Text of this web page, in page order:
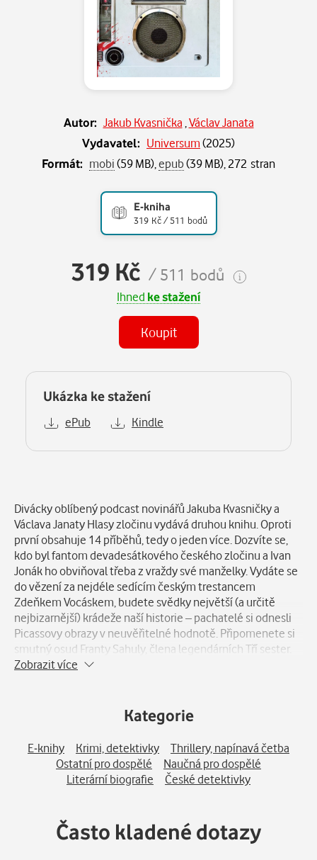
Autor: Jakub Kvasnička Václav Janata
Vydavatel: Universum(2025)
Formát: mobi(59 MB), epub(39 MB), 272 stran
E-kniha
319 Kč / 511 bodů
319 Kč / 511 bodů
Ihned ke stažení
Koupit
Ukázka ke stažení
ePub Kindle
Divácky oblíbený podcast novinářů Jakuba Kvasničky a
Václava Janaty Hlasy zločinu vydává druhou knihu. Oproti
první obsahuje 14 příběhů, tedy o jeden více. Dozvíte se,
kdo byl fantom devadesátkového českého zločinu a Ivan
Jonák ho obviňoval třeba z vraždy své manželky. Vydáte se
do vězení za nejdéle sedícím českým trestancem
Zdeňkem Vocáskem, budete svědky největší (a určitě
nejbizarnější) krádeže naší historie – pachatelé si odnesli
Picassovy obrazy v neuvěřitelné hodnotě. Připomenete si
smutný osud Franty Sahuly, člena legendárních Tří sester.
Podíváte se do hlavy jednoho z nejhorších masových vrahů
Kevina Dahlgrena nebo vraha z úřadu práce Jiřího Dvořáka,
který nenáviděl ženy. Dozvíte se o absurdních
systémových pochybeních, kvůli kterým bylo umožněno
zabíjet. A nahlédnete třeba i do neuvěřitelného světa
Viktora Koženého, který nejspíš okradl i někoho z vaší
Zobrazit více
Kategorie
E-knihy Krimi, detektivky
Thrillery, napínavá četba
Ostatní pro dospělé
Naučná pro dospělé
Literární biografie
České detektivky
Často kladené dotazy